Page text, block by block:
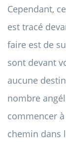
Cependant,
est tracé
faire est de
sont devant
aucune
nombre
commencer
chemin dans